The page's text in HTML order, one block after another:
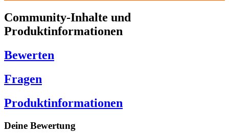
Community-Inhalte und
Produktinformationen
Bewerten
Fragen
Produktinformationen
Deine Bewertung